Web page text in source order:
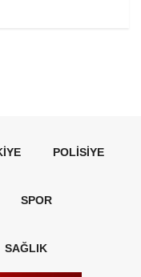
POLISIYE
SPOR
SAĞLIK